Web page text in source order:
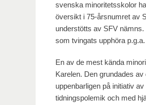
svenska minoritetsskolor
översikt i 75-årsnumret av
understötts av SFV
som tvingats upphöra
En av de mest kända
Karelen. Den grundades
uppenbarligen på initiativ
tidningspolemik och med